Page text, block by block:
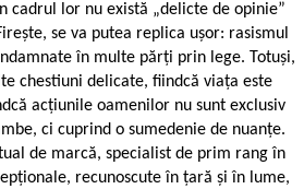
cadrul lor nu există „delicte de opinie”
se va putea replica ușor: rasismul
în multe părți prin lege. Totuși,
chestiuni delicate, fiindcă viața este
acțiunile oamenilor nu sunt exclusiv
ci cuprind o sumedenie de nuanțe.
de marcă, specialist de prim rang în
recunoscute în țară și în lume,